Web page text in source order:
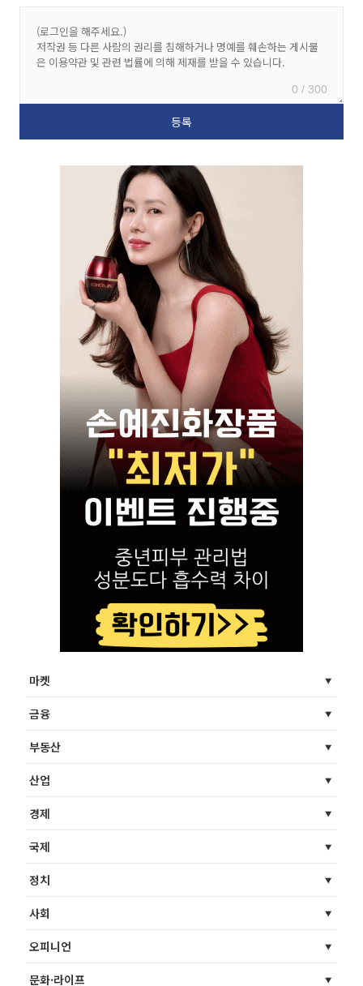
0 / 300
마켓
금융
부동산
산업
경제
국제
정치
사회
오피니언
문화·라이프